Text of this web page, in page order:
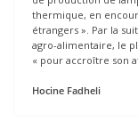
thermique, en
étrangers ». Par la
agro-alimentaire, le
« pour accroître son
Hocine Fadheli